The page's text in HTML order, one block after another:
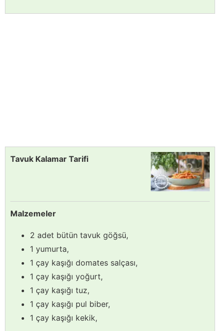
Tavuk Kalamar Tarifi
Malzemeler
2 adet bütün tavuk göğsü,
1 yumurta,
1 çay kaşığı domates salçası,
1 çay kaşığı yoğurt,
1 çay kaşığı tuz,
1 çay kaşığı pul biber,
1 çay kaşığı kekik,